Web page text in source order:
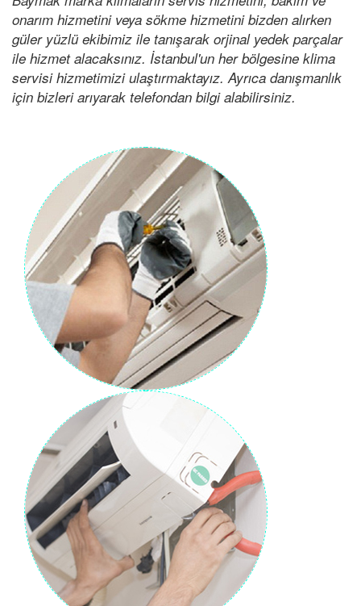
onarım hizmetini veya sökme hizmetini bizden alırken
güler yüzlü ekibimiz ile tanışarak orjinal yedek parçalar
ile hizmet alacaksınız. İstanbul'un her bölgesine klima
servisi hizmetimizi ulaştırmaktayız. Ayrıca danışmanlık
için bizleri arıyarak telefondan bilgi alabilirsiniz.